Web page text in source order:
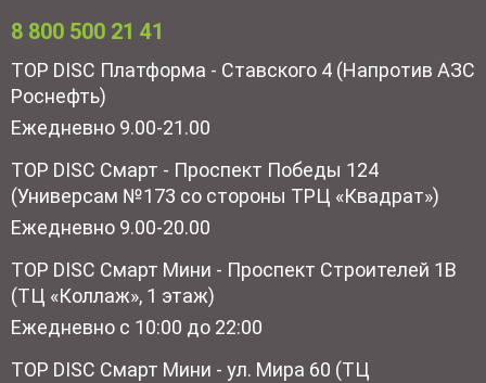
8 800 500 21 41
TOP DISC Платформа - Ставского 4 (Напротив АЗС
Роснефть)
Ежедневно 9.00-21.00
TOP DISC Смарт - Проспект Победы 124
(Универсам №173 со стороны ТРЦ «Квадрат»)
Ежедневно 9.00-20.00
TOP DISC Смарт Мини - Проспект Строителей 1В
(ТЦ «Коллаж», 1 этаж)
Ежедневно с 10:00 до 22:00
TOP DISC Смарт Мини - ул. Мира 60 (ТЦ